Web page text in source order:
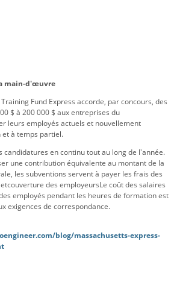
main-d'œuvre
Fund Express accorde, par concours, des
$ à 200 000 $ aux entreprises du
leurs employés actuels et nouvellement
et à temps partiel.
candidatures en continu tout au long de l'année.
une contribution équivalente au montant de la
les subventions servent à payer les frais des
couverture des employeursLe coût des salaires
employés pendant les heures de formation est
exigences de correspondance.
blog/massachusetts-express-